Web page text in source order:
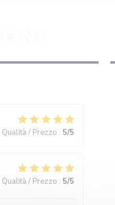
Qualità / Prezzo : 5/5
Qualità / Prezzo : 5/5